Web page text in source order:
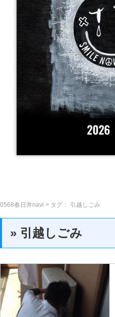
0568春日井navi > タグ： 引越しごみ
» 引越しごみ